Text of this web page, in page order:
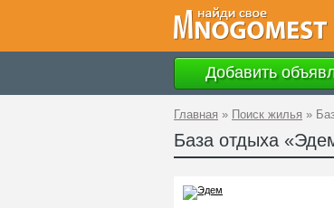
Добавить
Главная » Поиск жилья »
База отдыха